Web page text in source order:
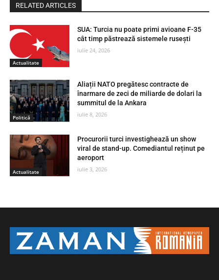
RELATED ARTICLES
Actualitate
SUA: Turcia nu poate primi avioane F-35
cât timp păstrează sistemele rusești
iulie 24, 2026
Politică
Aliații NATO pregătesc contracte de
înarmare de zeci de miliarde de dolari la
summitul de la Ankara
iulie 8, 2026
Actualitate
Procurorii turci investighează un show
viral de stand-up. Comediantul reținut pe
aeroport
iulie 3, 2026